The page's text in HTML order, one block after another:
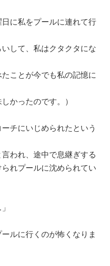
に私をプールに連れて行
して、私はクタクタにな
ことが今でも私の記憶に
かったのです。）
チにいじめられたという
われ、途中で息継ぎする
れプールに沈められてい
ルに行くのが怖くなりま